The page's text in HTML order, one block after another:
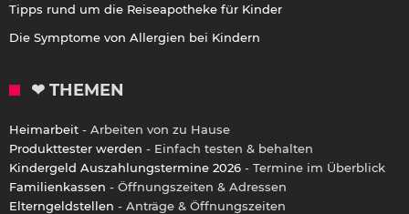
Tipps rund um die Reiseapotheke für Kinder
Die Symptome von Allergien bei Kindern
❤ THEMEN
Heimarbeit - Arbeiten von zu Hause
Produkttester werden - Einfach testen & behalten
Kindergeld Auszahlungstermine 2026 - Termine im Überblick
Familienkassen - Öffnungszeiten & Adressen
Elterngeldstellen - Anträge & Öffnungszeiten